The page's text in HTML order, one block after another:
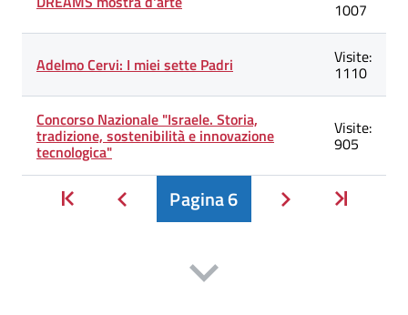
1007
Adelmo Cervi: I miei sette Padri Visite:
1110
Concorso Nazionale "Israele. Storia,
tradizione, sostenibilità e innovazione
tecnologica"
Visite:
905
Inizio
Indietro
Pagina6